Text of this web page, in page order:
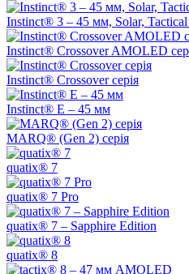
Instinct® 3 – 45 мм, Solar,
Instinct® Crossover AMOLED
Instinct® Crossover серія
Instinct® E – 45 мм
MARQ® (Gen 2) серія
quatix® 7
quatix® 7 Pro
quatix® 7 – Sapphire Edition
quatix® 8